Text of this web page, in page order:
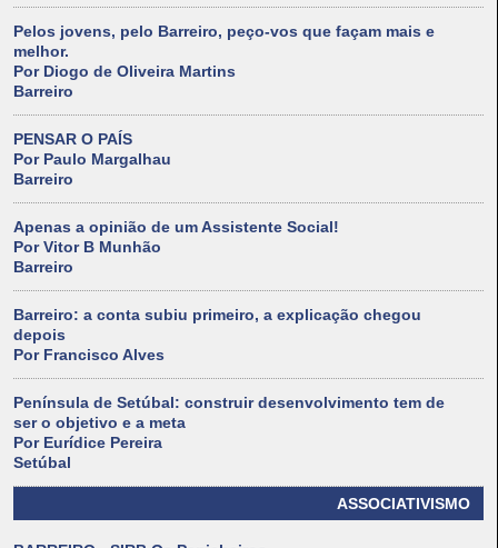
Pelos jovens, pelo Barreiro, peço-vos que façam mais e
melhor.
Por Diogo de Oliveira Martins
Barreiro
PENSAR O PAÍS
Por Paulo Margalhau
Barreiro
Apenas a opinião de um Assistente Social!
Por Vitor B Munhão
Barreiro
Barreiro: a conta subiu primeiro, a explicação chegou
depois
Por Francisco Alves
Península de Setúbal: construir desenvolvimento tem de
ser o objetivo e a meta
Por Eurídice Pereira
Setúbal
ASSOCIATIVISMO